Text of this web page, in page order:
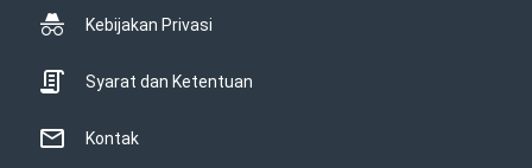
Kebijakan Privasi
Syarat dan Ketentuan
Kontak